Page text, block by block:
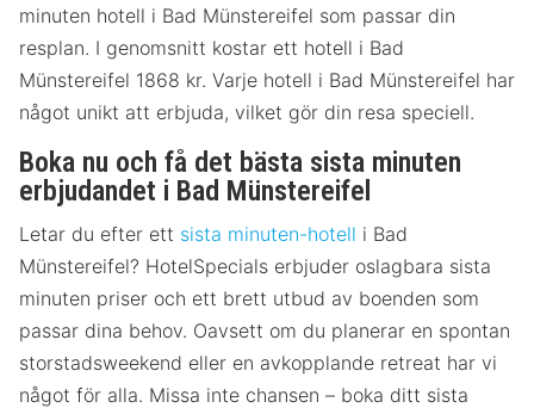
minuten hotell i Bad Münstereifel som passar din
resplan. I genomsnitt kostar ett hotell i Bad
Münstereifel 1868 kr. Varje hotell i Bad Münstereifel har
något unikt att erbjuda, vilket gör din resa speciell.
Boka nu och få det bästa sista minuten
erbjudandet i Bad Münstereifel
Letar du efter ett sista minuten-hotell i Bad
Münstereifel? HotelSpecials erbjuder oslagbara sista
minuten priser och ett brett utbud av boenden som
passar dina behov. Oavsett om du planerar en spontan
storstadsweekend eller en avkopplande retreat har vi
något för alla. Missa inte chansen – boka ditt sista